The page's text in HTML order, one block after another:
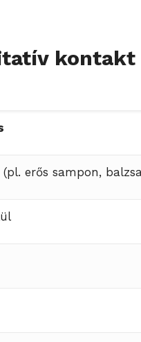
erős sampon,